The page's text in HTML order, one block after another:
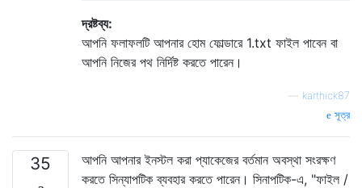
দ্রষ্টব্য:
আপনি ফলাফলটি আপনার হোম ফোল্ডারে 1.txt ফাইল পাবেন বা
আপনি নিজের পথ নির্দিষ্ট করতে পারেন।
karthick87
সূত্র
35
আপনি আপনার ইনস্টল করা প্যাকেজের বর্তমান অবস্থা সংরক্ষণ
করতে সিন্যাপটিক ব্যবহার করতে পারেন। সিনাপটিক-এ, "ফাইল /